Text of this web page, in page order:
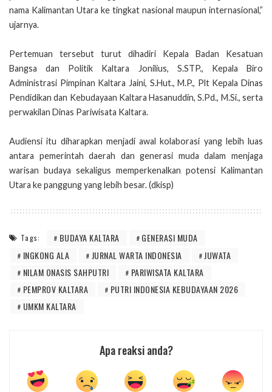
nama Kalimantan Utara ke tingkat nasional maupun internasional,”
ujarnya.
Pertemuan tersebut turut dihadiri Kepala Badan Kesatuan
Bangsa dan Politik Kaltara Jonilius, S.STP., Kepala Biro
Administrasi Pimpinan Kaltara Jaini, S.Hut., M.P., Plt Kepala Dinas
Pendidikan dan Kebudayaan Kaltara Hasanuddin, S.Pd., M.Si., serta
perwakilan Dinas Pariwisata Kaltara.
Audiensi itu diharapkan menjadi awal kolaborasi yang lebih luas
antara pemerintah daerah dan generasi muda dalam menjaga
warisan budaya sekaligus memperkenalkan potensi Kalimantan
Utara ke panggung yang lebih besar. (dkisp)
Tags: BUDAYA KALTARA
GENERASI MUDA
INGKONG ALA
JURNAL WARTA INDONESIA
JUWATA
NILAM ONASIS SAHPUTRI
PARIWISATA KALTARA
PEMPROV KALTARA
PUTRI INDONESIA KEBUDAYAAN 2026
UMKM KALTARA
Apa reaksi anda?